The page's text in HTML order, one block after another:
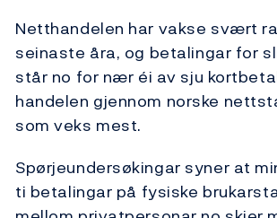
Netthandelen har vakse svært
seinaste åra, og betalingar for
står no for nær éi av sju
handelen gjennom norske
som veks mest.
Spørjeundersøkingar syner at
ti betalingar på fysiske